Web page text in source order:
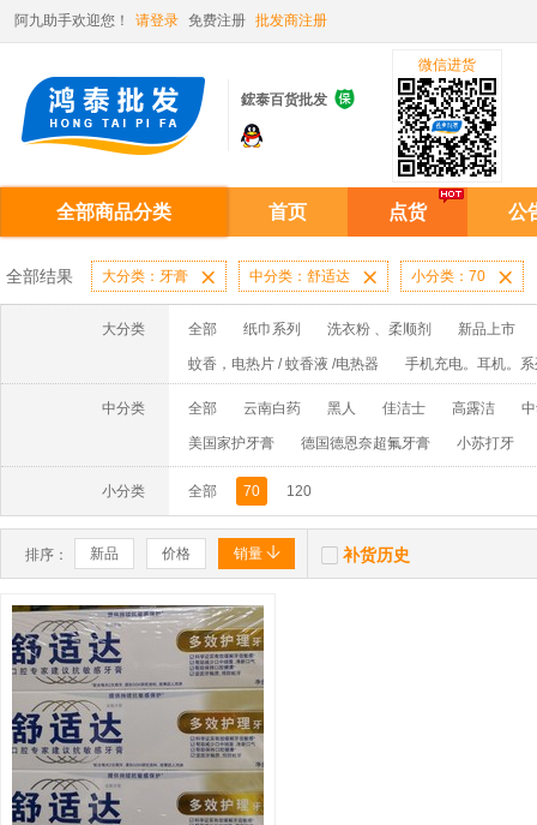
阿九助手欢迎您！ 请登录 免费注册 批发商注册
鋐泰百货批发 
微信进货
全部商品分类 首页 点货 公
全部结果 大分类：牙膏  中分类：舒适达  小分类：70 
大分类 全部 纸巾系列 洗衣粉 、柔顺剂 新品上市
蚊香，电热片 / 蚊香液 /电热器 手机充电。耳机。
护肤品/ 洁面乳 ，香水 香皂、 洗衣皂 啫喱水 /
洗手液系列 避孕套系列 电池系列 爽身粉系
胶水系列 牙签/棉签/烟嘴 袜子
中分类 全部 云南白药 黑人 佳洁士 高露洁
美国家护牙膏 德国德恩奈超氟牙膏 小苏打牙
小分类 全部 70 120
排序： 新品 价格 销量   补货历史